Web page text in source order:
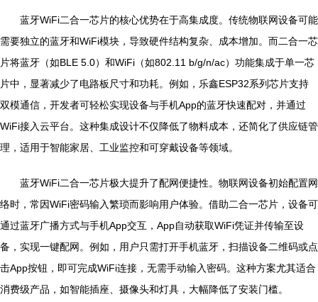
蓝牙WiFi二合一芯片的核心优势在于高集成度。传统物联网设备可能
需要独立的蓝牙和WiFi模块，导致硬件结构复杂、成本增加。而二合一芯
片将蓝牙（如BLE 5.0）和WiFi（如802.11 b/g/n/ac）功能集成于单一芯
片中，显著减少了电路板尺寸和功耗。例如，乐鑫ESP32系列芯片支持
双模通信，开发者可轻松实现设备与手机App的蓝牙快速配对，并通过
WiFi接入云平台。这种集成设计不仅降低了物料成本，还简化了供应链管
理，适用于智能家居、工业监控和可穿戴设备等领域。
蓝牙WiFi二合一芯片极大提升了配网便捷性。物联网设备初始配置网
络时，常因WiFi密码输入繁琐而影响用户体验。借助二合一芯片，设备可
通过蓝牙广播方式与手机App交互，App自动获取WiFi凭证并传输至设
备，实现一键配网。例如，用户只需打开手机蓝牙，扫描设备二维码或点
击App按钮，即可完成WiFi连接，无需手动输入密码。这种方案尤其适合
消费级产品，如智能插座、摄像头和灯具，大幅降低了安装门槛。